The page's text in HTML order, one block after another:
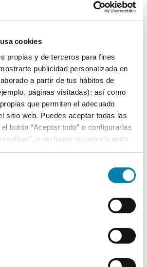
cookies
propias y de terceros para fines
publicidad personalizada en
a partir de tus hábitos de
páginas visitadas); así como
que permiten el adecuado
sitio web. Puedes aceptar todas las
botón “Aceptar todo” o configurarlas
o rechazar su uso clicando
Más información en laPolítica de
Tracción
Equipamiento*
en altura